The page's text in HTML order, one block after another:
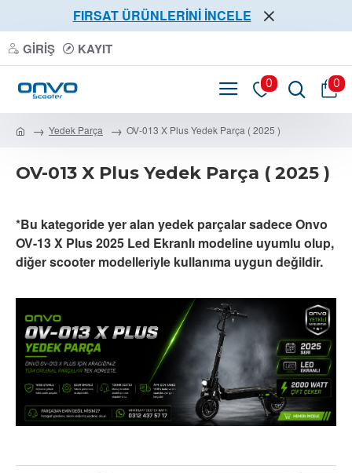
FIRSAT ÜRÜNLERİNİ İNCELE
GIRIŞ KAYIT
0 0
Yedek Parça OV-013 X Plus Yedek Parça ( 2025 )
OV-013 X Plus Yedek Parça ( 2025 )
*Bu kategoride yer alan yedek parçalar sadece Onvo
OV-13 X Plus 2025 Led Ekranlı modeline uyumlu olup,
diğer scooter modelleriyle kullanıma uygun değildir.